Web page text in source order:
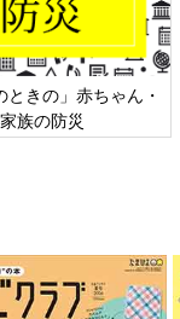
の母乳を分析す
明治ほほえみ」だ
施してきました。
年～2014年の3
ある母乳をお手本
ミルク市場の半分
ときの」赤ちゃん・
家族の防災